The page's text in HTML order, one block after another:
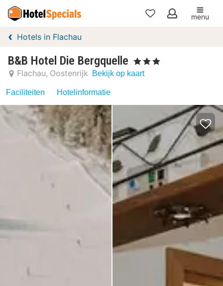
Mijn
menu
Hotels in Flachau
B&B Hotel Die Bergquelle , 3 Sterren
Flachau Oostenrijk Bekijk op kaart
Faciliteiten Hotelinformatie